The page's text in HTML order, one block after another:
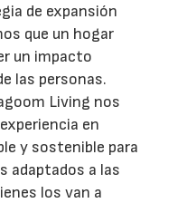
de expansión
que un hogar
un impacto
las personas.
Living nos
en
y sostenible para
adaptados a las
los van a